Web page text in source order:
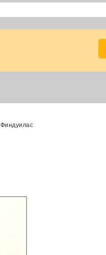
Финдуилас